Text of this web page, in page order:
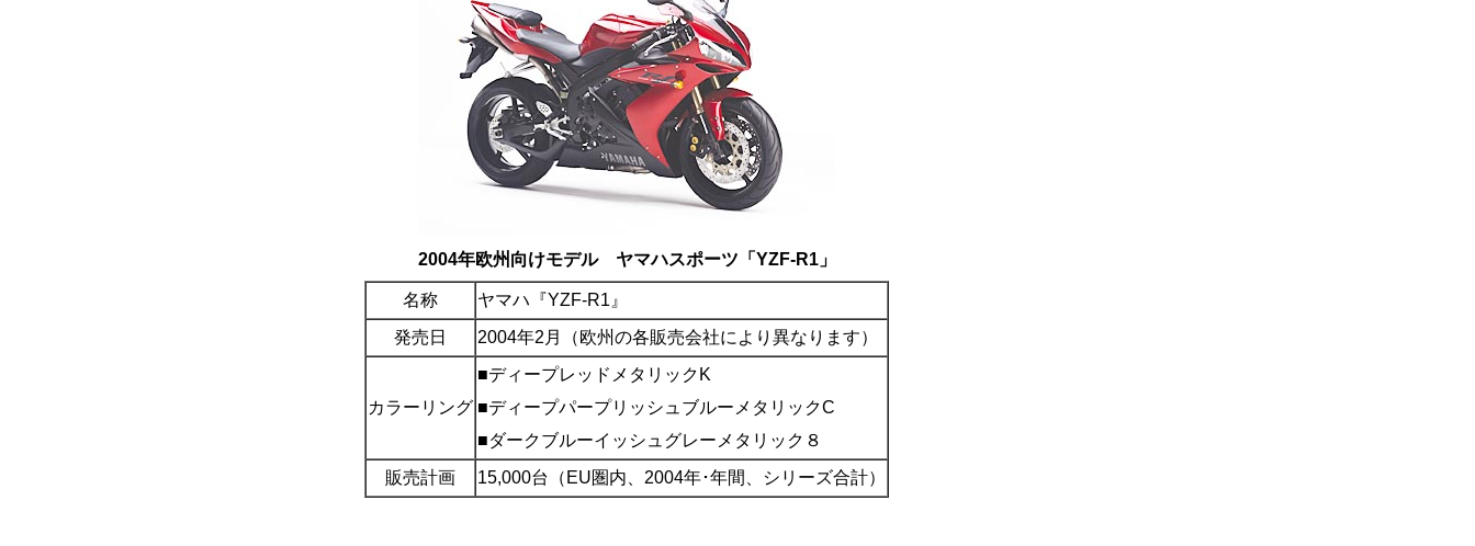
2004年欧州向けモデル ヤマハスポーツ「YZF-R1」
名称
ヤマハ『YZF-R1』
発売日
2004年2月（欧州の各販売会社により異なります）
カラーリング
■ディープレッドメタリックK
■ディープパープリッシュブルーメタリックC
■ダークブルーイッシュグレーメタリック８
販売計画
15,000台（EU圏内、2004年･年間、シリーズ合計）